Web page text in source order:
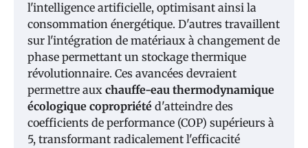
l'intelligence artificielle, optimisant ainsi la
consommation énergétique. D'autres travaillent
sur l'intégration de matériaux à changement de
phase permettant un stockage thermique
révolutionnaire. Ces avancées devraient
permettre aux chauffe-eau thermodynamique
écologique copropriété d'atteindre des
coefficients de performance (COP) supérieurs à
5, transformant radicalement l'efficacité